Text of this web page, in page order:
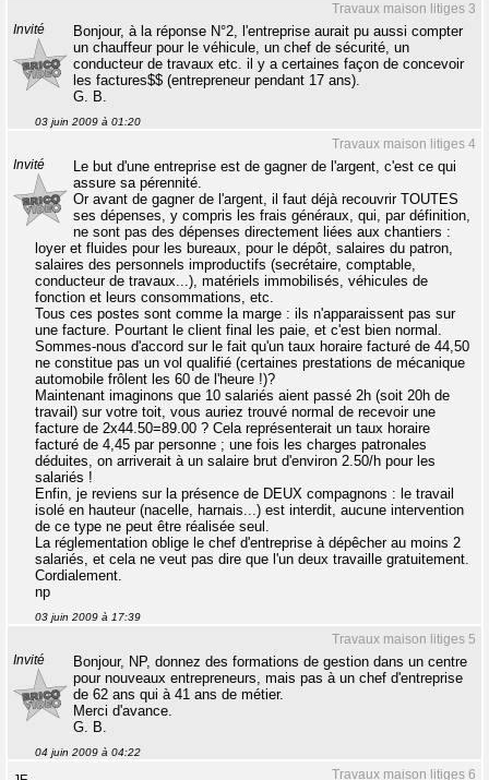
Travaux maison litiges 3
Invité
Bonjour, à la réponse N°2, l'entreprise aurait pu aussi compter
un chauffeur pour le véhicule, un chef de sécurité, un
conducteur de travaux etc. il y a certaines façon de concevoir
les factures$$ (entrepreneur pendant 17 ans).
G. B.
03 juin 2009 à 01:20
Travaux maison litiges 4
Invité
Le but d'une entreprise est de gagner de l'argent, c'est ce qui
assure sa pérennité.
Or avant de gagner de l'argent, il faut déjà recouvrir TOUTES
ses dépenses, y compris les frais généraux, qui, par définition,
ne sont pas des dépenses directement liées aux chantiers :
loyer et fluides pour les bureaux, pour le dépôt, salaires du patron,
salaires des personnels improductifs (secrétaire, comptable,
conducteur de travaux...), matériels immobilisés, véhicules de
fonction et leurs consommations, etc.
Tous ces postes sont comme la marge : ils n'apparaissent pas sur
une facture. Pourtant le client final les paie, et c'est bien normal.
Sommes-nous d'accord sur le fait qu'un taux horaire facturé de 44,50
ne constitue pas un vol qualifié (certaines prestations de mécanique
automobile frôlent les 60 de l'heure !)?
Maintenant imaginons que 10 salariés aient passé 2h (soit 20h de
travail) sur votre toit, vous auriez trouvé normal de recevoir une
facture de 2x44.50=89.00 ? Cela représenterait un taux horaire
facturé de 4,45 par personne ; une fois les charges patronales
déduites, on arriverait à un salaire brut d'environ 2.50/h pour les
salariés !
Enfin, je reviens sur la présence de DEUX compagnons : le travail
isolé en hauteur (nacelle, harnais...) est interdit, aucune intervention
de ce type ne peut être réalisée seul.
La réglementation oblige le chef d'entreprise à dépêcher au moins 2
salariés, et cela ne veut pas dire que l'un deux travaille gratuitement.
Cordialement.
np
03 juin 2009 à 17:39
Travaux maison litiges 5
Invité
Bonjour, NP, donnez des formations de gestion dans un centre
pour nouveaux entrepreneurs, mais pas à un chef d'entreprise
de 62 ans qui à 41 ans de métier.
Merci d'avance.
G. B.
04 juin 2009 à 04:22
Travaux maison litiges 6